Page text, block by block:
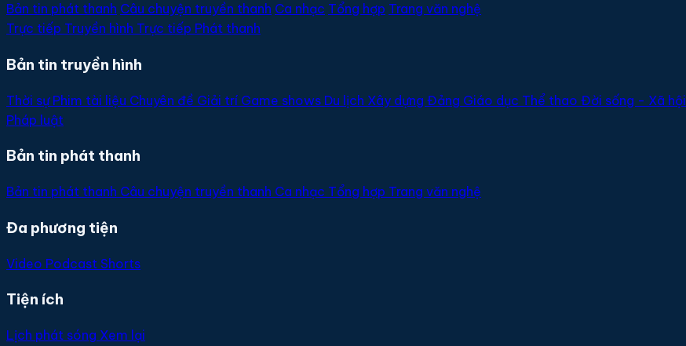
Bản tin phát thanh Câu chuyện truyền thanh Ca nhạc Tổng hợp Trang văn nghệ
Trực tiếp Truyền hình Trực tiếp Phát thanh
Bản tin truyền hình
Thời sự Phim tài liệu Chuyên đề Giải trí Game shows Du lịch Xây dựng Đảng Giáo dục Thể thao Đời sống - Xã hội
Pháp luật
Bản tin phát thanh
Bản tin phát thanh Câu chuyện truyền thanh Ca nhạc Tổng hợp Trang văn nghệ
Đa phương tiện
Video Podcast Shorts
Tiện ích
Lịch phát sóng Xem lại